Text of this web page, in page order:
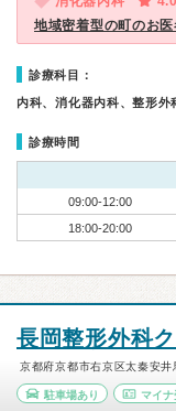
地域密着型の町のお
診療科目：
内科、消化器内科、整形
診療時間
09:00-12:00
18:00-20:00
長岡整形外科
京都府京都市右京区太秦安井
駐車場あり マイナ